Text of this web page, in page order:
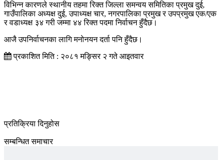
विभिन्न कारणले स्थानीय तहमा रिक्त जिल्ला समन्वय समितिका प्रमुख दुई,
गाउँपालिका अध्यक्ष दुई, उपाध्यक्ष चार, नगरपालिका प्रमुख र उपप्रमुख एक/एक
र वडाध्यक्ष ३४ गरी जम्मा ४४ रिक्त पदमा निर्वाचन हुँदैछ।
आजै उपनिर्वाचनका लागि मनोनयन दर्ता पनि हुँदैछ।
प्रकाशित मिति : २०८१ मङ्सिर २ गते आइतवार
प्रतिक्रिया दिनुहोस
सम्बन्धित समाचार